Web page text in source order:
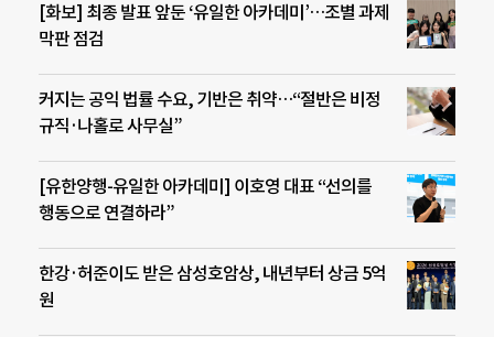
[화보] 최종 발표 앞둔 ‘유일한 아카데미’…조별 과제
막판 점검
커지는 공익 법률 수요, 기반은 취약…“절반은 비정
규직·나홀로 사무실”
[유한양행-유일한 아카데미] 이호영 대표 “선의를
행동으로 연결하라”
한강·허준이도 받은 삼성호암상, 내년부터 상금 5억
원